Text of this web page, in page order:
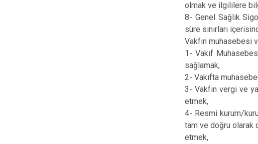
olmak ve ilgililere
8- Genel Sağlık
süre sınırları
Vakfın muhasebesi
1- Vakıf
sağlamak,
2- Vakıfta
3- Vakfın vergi ve
etmek,
4- Resmi kurum/
tam ve doğru
etmek,